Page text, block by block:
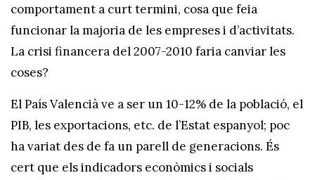
comportament a curt termini, cosa que feia
funcionar la majoria de les empreses i d’activitats.
La crisi financera del 2007-2010 faria canviar les
coses?
El País Valencià ve a ser un 10-12% de la població, el
PIB, les exportacions, etc. de l’Estat espanyol; poc
ha variat des de fa un parell de generacions. És
cert que els indicadors econòmics i socials